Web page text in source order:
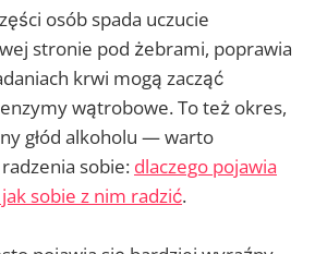
osób spada uczucie
stronie pod żebrami, poprawia
krwi mogą zacząć
wątrobowe. To też okres,
głód alkoholu — warto
sobie: dlaczego pojawia
sobie z nim radzić.